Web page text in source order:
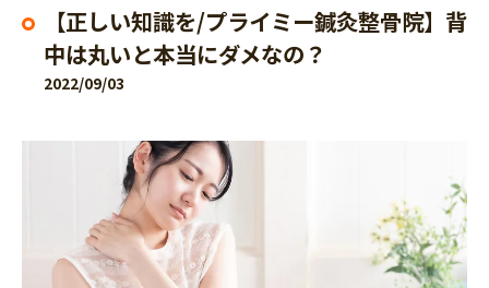
【正しい知識を/プライミー鍼灸整骨院】背
中は丸いと本当にダメなの？
2022/09/03